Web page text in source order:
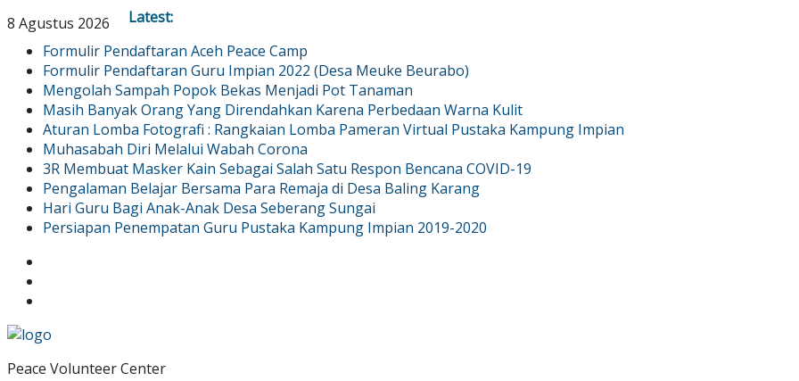
8 Agustus 2026
Latest:
Formulir Pendaftaran Aceh Peace Camp
Formulir Pendaftaran Guru Impian 2022 (Desa Meuke Beurabo)
Mengolah Sampah Popok Bekas Menjadi Pot Tanaman
Masih Banyak Orang Yang Direndahkan Karena Perbedaan Warna Kulit
Aturan Lomba Fotografi : Rangkaian Lomba Pameran Virtual Pustaka Kampung Impian
Muhasabah Diri Melalui Wabah Corona
3R Membuat Masker Kain Sebagai Salah Satu Respon Bencana COVID-19
Pengalaman Belajar Bersama Para Remaja di Desa Baling Karang
Hari Guru Bagi Anak-Anak Desa Seberang Sungai
Persiapan Penempatan Guru Pustaka Kampung Impian 2019-2020
Peace Volunteer Center